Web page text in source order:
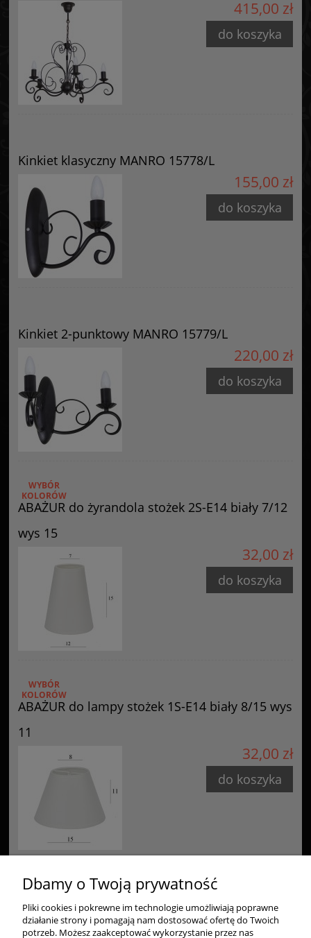
415,00 zł
do koszyka
Kinkiet klasyczny MANRO 15778/L
155,00 zł
do koszyka
Kinkiet 2-punktowy MANRO 15779/L
220,00 zł
do koszyka
ABAŻUR do żyrandola stożek 2S-E14 biały 7/12
wys 15
WYBÓR
KOLORÓW
32,00 zł
do koszyka
ABAŻUR do lampy stożek 1S-E14 biały 8/15 wys
11
WYBÓR
KOLORÓW
32,00 zł
do koszyka
Zakupy
Dbamy o Twoją prywatność
Pliki cookies i pokrewne im technologie umożliwiają poprawne
działanie strony i pomagają nam dostosować ofertę do Twoich
potrzeb. Możesz zaakceptować wykorzystanie przez nas